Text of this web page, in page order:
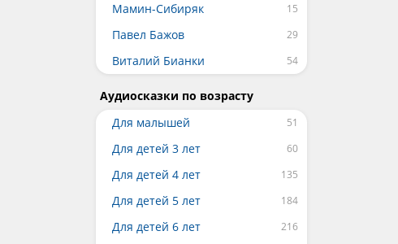
Мамин-Сибиряк
Павел Бажов
Виталий Бианки
Аудиосказки по возрасту
Для малышей
Для детей 3 лет
Для детей 4 лет
Для детей 5 лет
Для детей 6 лет